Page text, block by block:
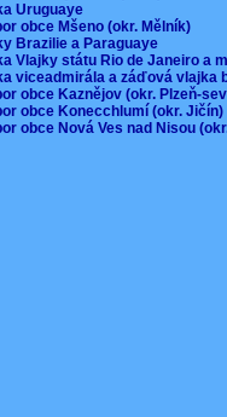
Uruguaye
obce Mšeno (okr. Mělník)
Brazilie a Paraguaye
Vlajky státu Rio de Janeiro a
viceadmirála a záďová
obce Kaznějov (okr. Plzeň-
obce Konecchlumí (okr.
obce Nová Ves nad Nisou